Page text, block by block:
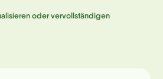
oder vervollständigen